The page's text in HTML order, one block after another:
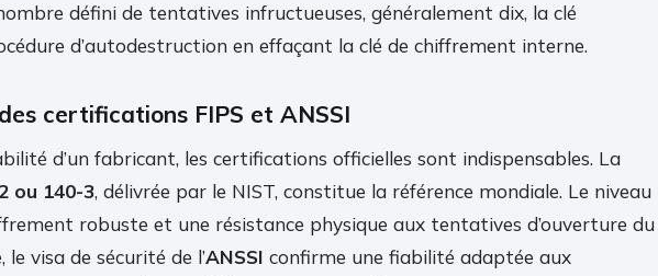
défini de tentatives infructueuses, généralement dix, la clé
d’autodestruction en effaçant la clé de chiffrement interne.
certifications FIPS et ANSSI
d’un fabricant, les certifications officielles sont indispensables. La
ou 140-3, délivrée par le NIST, constitue la référence mondiale. Le niveau
robuste et une résistance physique aux tentatives d’ouverture du
le visa de sécurité de l’ANSSI confirme une fiabilité adaptée aux